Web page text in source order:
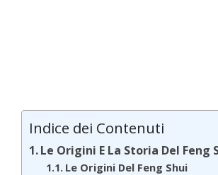
Indice dei Contenuti
Le Origini E La Storia Del Feng
Le Origini Del Feng Shui